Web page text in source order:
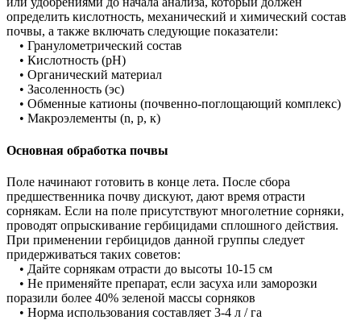
определить кислотность, механический и химический состав
почвы, а также включать следующие показатели:
• Гранулометрический состав
• Кислотность (рН)
• Органический материал
• Засоленность (эс)
• Обменные катионы (почвенно-поглощающий комплекс)
• Макроэлементы (n, p, к)
Основная обработка почвы
Поле начинают готовить в конце лета. После сбора
предшественника почву дискуют, дают время отрасти
сорнякам. Если на поле присутствуют многолетние сорняки,
проводят опрыскивание гербицидами сплошного действия.
При применении гербицидов данной группы следует
придерживаться таких советов:
• Дайте сорнякам отрасти до высоты 10-15 см
• Не применяйте препарат, если засуха или заморозки
поразили более 40% зеленой массы сорняков
• Норма использования составляет 3-4 л / га